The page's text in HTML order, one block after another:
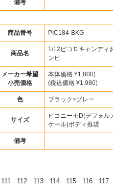
備考
商品番号 PIC184-BKG
商品名
1/12ピコＤキャンディ
ンピ
メーカー希望
小売価格
本体価格 ¥1,800)
(税込価格 ¥1,980)
色 ブラック×グレー
サイズ
ピコニーモD(デフォル
ケール)ボディ推奨
備考
111 112 113 114 115 116 117